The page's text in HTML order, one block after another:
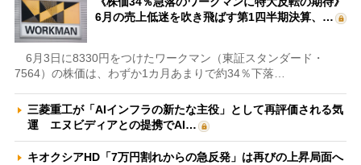
6月の売上低迷を吹き飛ばす第1四半期決算、…
6月3日に8330円をつけたワークマン（東証スタンダード・
7564）の株価は、わずか1カ月あまりで約34％下落…
三菱重工が「AIインフラの新たな主役」として再評価される気
運 エヌビディアとの提携でAI…
キオクシアHD「7万円割れからの急反発」は再びの上昇局面へ